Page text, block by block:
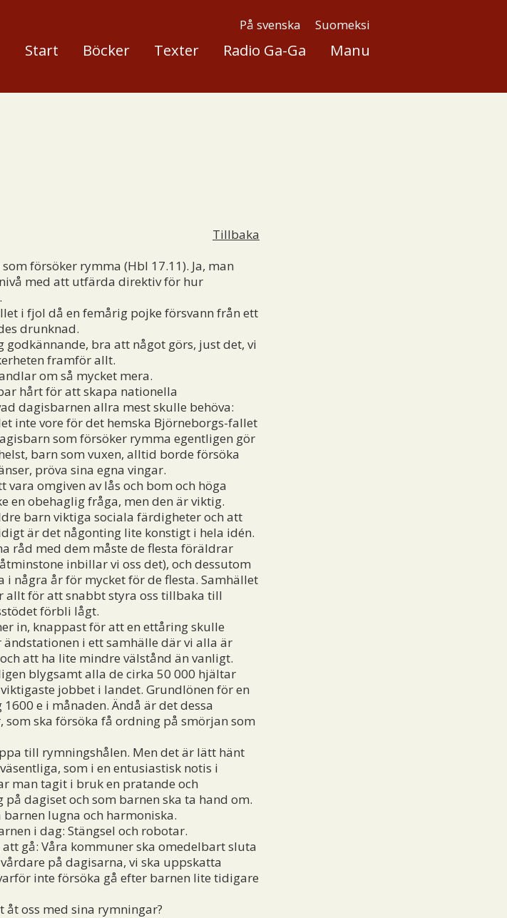
På svenska Suomeksi
Start Böcker Texter Radio Ga-Ga Manu
Tillbaka
försöker rymma (Hbl 17.11). Ja, man
med att utfärda direktiv för hur
i fjol då en femårig pojke försvann från ett
drunknad.
bra att något görs, just det, vi
framför allt.
om så mycket mera.
hårt för att skapa nationella
dagisbarnen allra mest skulle behöva:
inte vore för det hemska Björneborgs-fallet
som försöker rymma egentligen gör
barn som vuxen, alltid borde försöka
pröva sina egna vingar.
omgiven av lås och bom och höga
en obehaglig fråga, men den är viktig.
barn viktiga sociala färdigheter och att
är det någonting lite konstigt i hela idén.
råd med dem måste de flesta föräldrar
inbillar vi oss det), och dessutom
några år för mycket för de flesta. Samhället
allt för att snabbt styra oss tillbaka till
förbli lågt.
in, knappast för att en ettåring skulle
i ett samhälle där vi alla är
att ha lite mindre välstånd än vanligt.
blygsamt alla de cirka 50 000 hjältar
jobbet i landet. Grundlönen för en
e i månaden. Ändå är det dessa
ska försöka få ordning på smörjan som
till rymningshålen. Men det är lätt hänt
som i en entusiastisk notis i
man tagit i bruk en pratande och
dagiset och som barnen ska ta hand om.
lugna och harmoniska.
i dag: Stängsel och robotar.
gå: Våra kommuner ska omedelbart sluta
på dagisarna, vi ska uppskatta
inte försöka gå efter barnen lite tidigare
oss med sina rymningar?